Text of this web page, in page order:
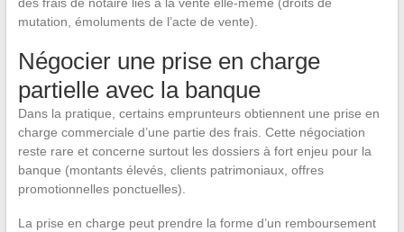
mutation, émoluments de l’acte de vente).
Négocier une prise en charge
partielle avec la banque
Dans la pratique, certains emprunteurs obtiennent une prise en
charge commerciale d’une partie des frais. Cette négociation
reste rare et concerne surtout les dossiers à fort enjeu pour la
banque (montants élevés, clients patrimoniaux, offres
promotionnelles ponctuelles).
La prise en charge peut prendre la forme d’un remboursement